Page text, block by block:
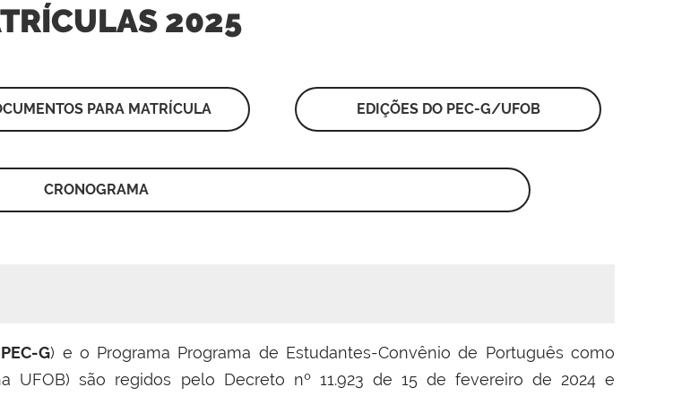
2025
PARA MATRÍCULA EDIÇÕES DO PEC-G/UFOB
CRONOGRAMA
PEC-G) e o Programa Programa de Estudantes-Convênio de Português como
UFOB) são regidos pelo Decreto nº 11.923 de 15 de fevereiro de 2024 e